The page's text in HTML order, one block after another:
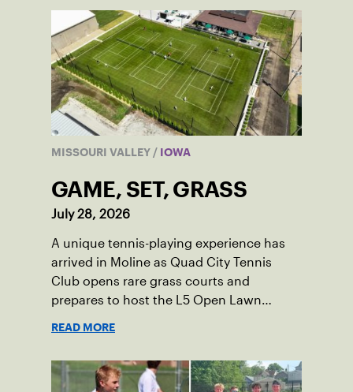
MISSOURI VALLEY / IOWA
GAME, SET, GRASS
July 28, 2026
A unique tennis-playing experience has
arrived in Moline as Quad City Tennis
Club opens rare grass courts and
prepares to host the L5 Open Lawn
READ MORE